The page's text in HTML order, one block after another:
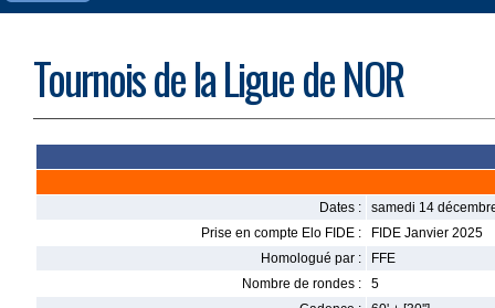
Tournois de la Ligue de NOR
Dates :
samedi 14
Prise en compte Elo FIDE :
FIDE Janvier 2025
Homologué par :
FFE
Nombre de rondes :
5